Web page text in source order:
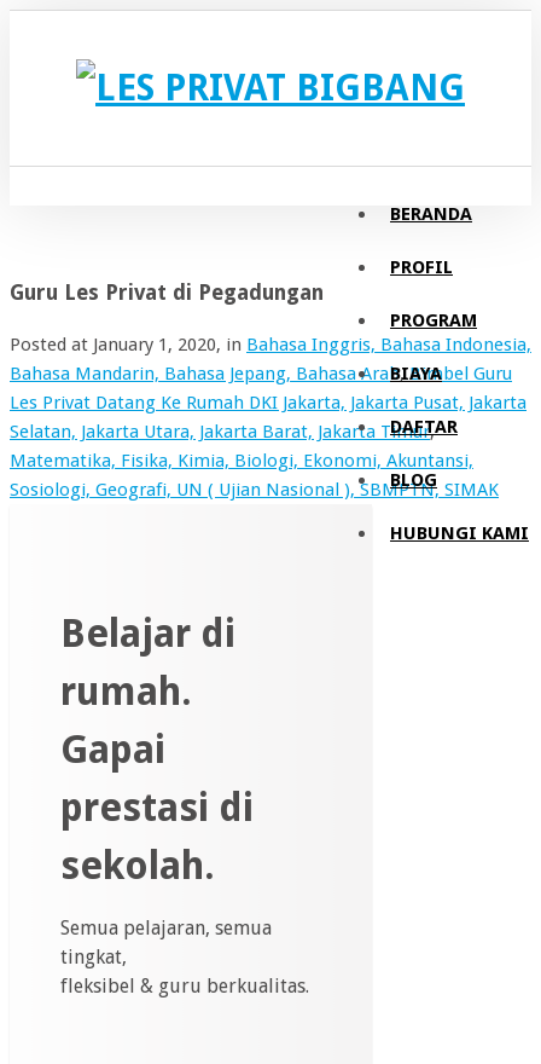
BERANDA
PROFIL
PROGRAM
BIAYA
DAFTAR
BLOG
HUBUNGI KAMI
Guru Les Privat di Pegadungan
Posted at January 1, 2020, in Bahasa Inggris, Bahasa Indonesia,
Bahasa Mandarin, Bahasa Jepang, Bahasa Arab,Bimbel Guru
Les Privat Datang Ke Rumah DKI Jakarta, Jakarta Pusat, Jakarta
Selatan, Jakarta Utara, Jakarta Barat, Jakarta Timur,
Matematika, Fisika, Kimia, Biologi, Ekonomi, Akuntansi,
Sosiologi, Geografi, UN ( Ujian Nasional ), SBMPTN, SIMAK
Belajar di
rumah.
Gapai
prestasi di
sekolah.
Semua pelajaran, semua
tingkat,
fleksibel & guru berkualitas.